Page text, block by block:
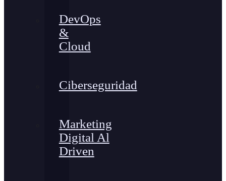
DevOps
&
Cloud
Ciberseguridad
Marketing
Digital Al
Driven